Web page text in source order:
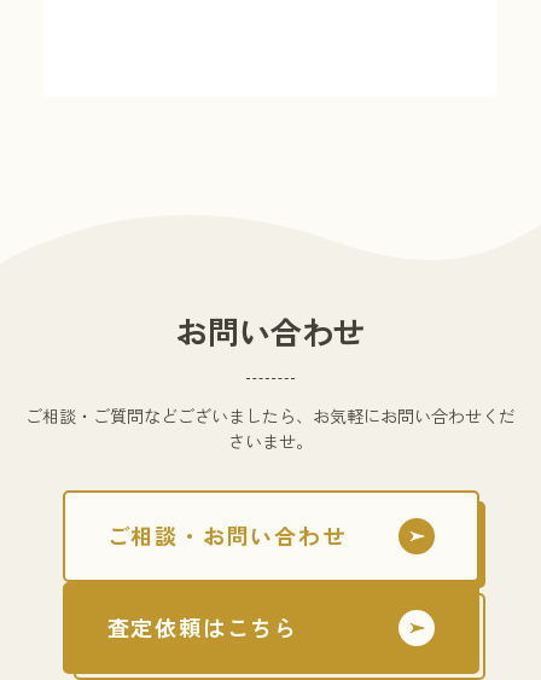
お問い合わせ
ご相談・ご質問などございましたら、お気軽にお問い合わせくだ
さいませ。
ご相談・お問い合わせ
査定依頼はこちら